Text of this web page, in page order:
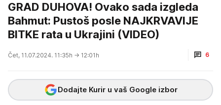
GRAD DUHOVA! Ovako sada izgleda
Bahmut: Pustoš posle NAJKRVAVIJE
BITKE rata u Ukrajini (VIDEO)
Čet, 11.07.2024. 11:35h → 12:01h 6
Dodajte Kurir u vaš Google izbor